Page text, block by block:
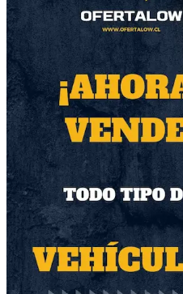
Despachamos de
Otros productos
98